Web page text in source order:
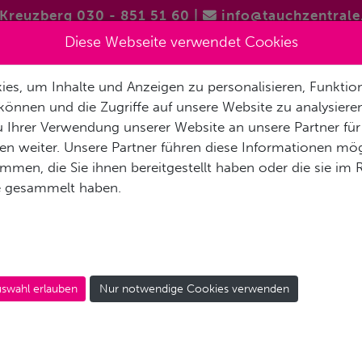
Kreuzberg 030 - 851 51 60
/ APNOE VERMIETUNG & SERVICE REISEN
im Mai/Juni 2027
in Ägyptens Süden unterwegs (bis an die Grenze
Diese Webseite verwendet Cookies
um Inhalte und Anzeigen zu personalisieren,
und die Zugriffe auf unsere Website zu
Verwendung unserer Website an unsere Partner für
weiter. Unsere Partner führen diese Informationen
die Sie ihnen bereitgestellt haben oder die sie im
haben.
erlauben Nur notwendige Cookies verwenden